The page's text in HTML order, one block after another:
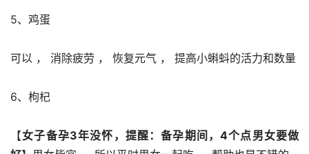
5、鸡蛋
可以 ， 消除疲劳 ， 恢复元气 ， 提高小蝌蚪的活力和数量
6、枸杞
【女子备孕3年没怀，提醒：备孕期间，4个点男女要做